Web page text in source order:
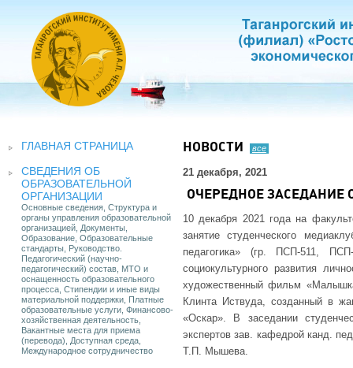
ГЛАВНАЯ СТРАНИЦА
СВЕДЕНИЯ ОБ
ОБРАЗОВАТЕЛЬНОЙ
ОРГАНИЗАЦИИ
Основные сведения, Структура и
органы управления образовательной
организацией, Документы,
Образование, Образовательные
стандарты, Руководство.
Педагогический (научно-
педагогический) состав, МТО и
оснащенность образовательного
процесса, Стипендии и иные виды
материальной поддержки, Платные
образовательные услуги, Финансово-
хозяйственная деятельность,
Вакантные места для приема
(перевода), Доступная среда,
Международное сотрудничество
НОВОСТИ все
21 декабря, 2021
ОЧЕРЕДНОЕ ЗАСЕДАНИЕ
10 декабря 2021 года на
занятие студенческого
педагогика» (гр. ПСП-511,
социокультурного развития
художественный фильм
Клинта Иствуда, созданный в
«Оскар». В заседании
экспертов зав. кафедрой канд.
Т.П. Мышева.